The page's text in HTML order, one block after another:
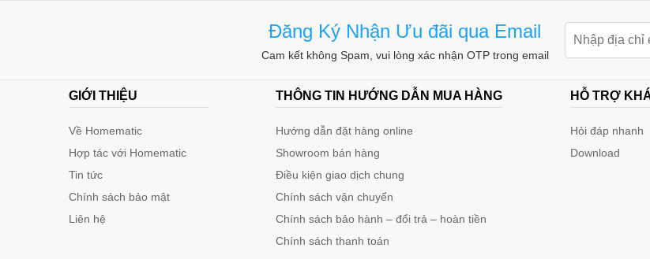
Đăng Ký Nhận Ưu đãi qua Email
Cam kết không Spam, vui lòng xác nhận OTP trong email
GIỚI THIỆU
Về Homematic
Hợp tác với Homematic
Tin tức
Chính sách bảo mật
Liên hệ
THÔNG TIN HƯỚNG DẪN MUA HÀNG
Hướng dẫn đặt hàng online
Showroom bán hàng
Điều kiện giao dịch chung
Chính sách vận chuyển
Chính sách bảo hành – đổi trả – hoàn tiền
Chính sách thanh toán
HỖ TRỢ
Hỏi đáp nhanh
Download